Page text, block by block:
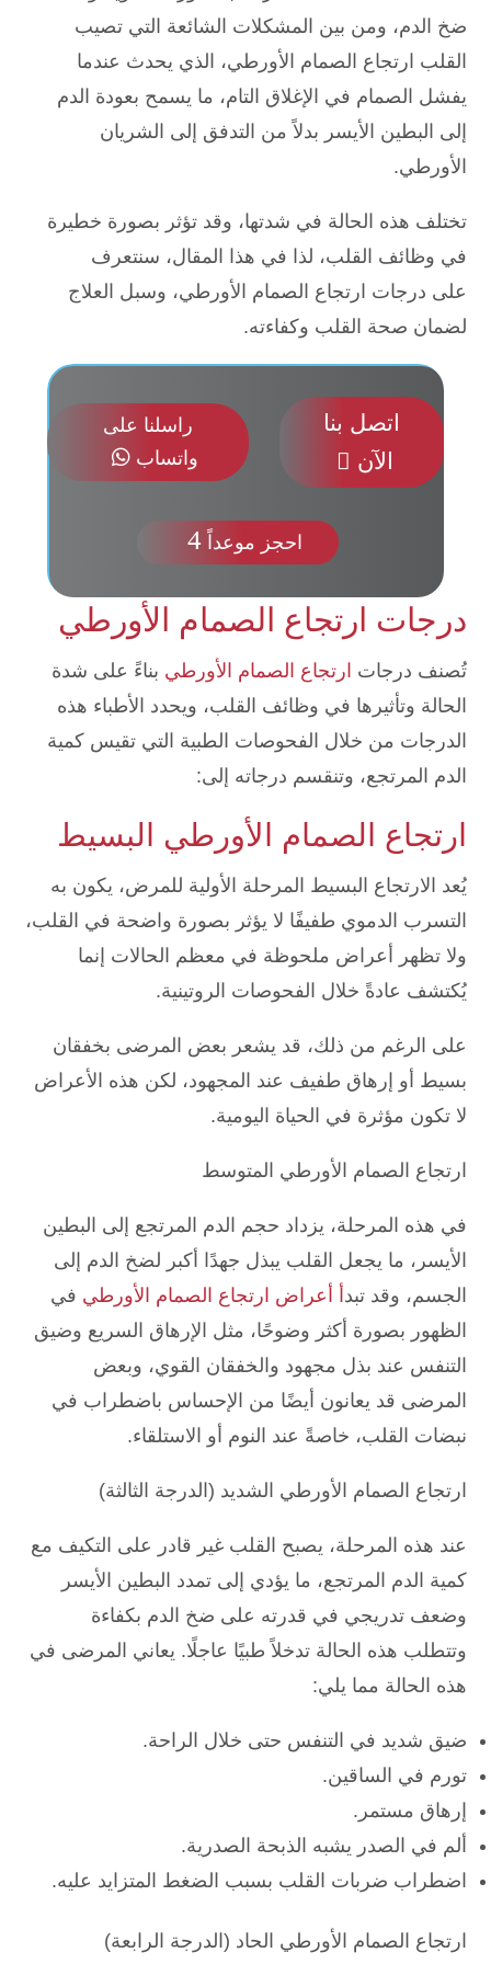
ضخ الدم، ومن بين المشكلات الشائعة التي تصيب
القلب ارتجاع الصمام الأورطي، الذي يحدث عندما
يفشل الصمام في الإغلاق التام، ما يسمح بعودة الدم
إلى البطين الأيسر بدلاً من التدفق إلى الشريان
الأورطي.
تختلف هذه الحالة في شدتها، وقد تؤثر بصورة خطيرة
في وظائف القلب، لذا في هذا المقال، سنتعرف
على درجات ارتجاع الصمام الأورطي، وسبل العلاج
لضمان صحة القلب وكفاءته.
اتصل بنا
الآن 
راسلنا على
واتساب
احجز موعداً 4
درجات ارتجاع الصمام الأورطي
تُصنف درجات ارتجاع الصمام الأورطي بناءً على شدة
الحالة وتأثيرها في وظائف القلب، ويحدد الأطباء هذه
الدرجات من خلال الفحوصات الطبية التي تقيس كمية
الدم المرتجع، وتنقسم درجاته إلى:
ارتجاع الصمام الأورطي البسيط
يُعد الارتجاع البسيط المرحلة الأولية للمرض، يكون به
التسرب الدموي طفيفًا لا يؤثر بصورة واضحة في القلب،
ولا تظهر أعراض ملحوظة في معظم الحالات إنما
يُكتشف عادةً خلال الفحوصات الروتينية.
على الرغم من ذلك، قد يشعر بعض المرضى بخفقان
بسيط أو إرهاق طفيف عند المجهود، لكن هذه الأعراض
لا تكون مؤثرة في الحياة اليومية.
ارتجاع الصمام الأورطي المتوسط
في هذه المرحلة، يزداد حجم الدم المرتجع إلى البطين
الأيسر، ما يجعل القلب يبذل جهدًا أكبر لضخ الدم إلى
الجسم، وقد تبدأ أعراض ارتجاع الصمام الأورطي في
الظهور بصورة أكثر وضوحًا، مثل الإرهاق السريع وضيق
التنفس عند بذل مجهود والخفقان القوي، وبعض
المرضى قد يعانون أيضًا من الإحساس باضطراب في
نبضات القلب، خاصةً عند النوم أو الاستلقاء.
ارتجاع الصمام الأورطي الشديد (الدرجة الثالثة)
عند هذه المرحلة، يصبح القلب غير قادر على التكيف مع
كمية الدم المرتجع، ما يؤدي إلى تمدد البطين الأيسر
وضعف تدريجي في قدرته على ضخ الدم بكفاءة
وتتطلب هذه الحالة تدخلاً طبيًا عاجلًا. يعاني المرضى في
هذه الحالة مما يلي:
ضيق شديد في التنفس حتى خلال الراحة.
تورم في الساقين.
إرهاق مستمر.
ألم في الصدر يشبه الذبحة الصدرية.
اضطراب ضربات القلب بسبب الضغط المتزايد عليه.
ارتجاع الصمام الأورطي الحاد (الدرجة الرابعة)